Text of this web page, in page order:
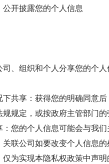
开披露您的个人信息
、组织和个人分享您的个人
共享：获得您的明确同意后
规定，或按政府主管部门的
您的个人信息可能会与我
联公司如要改变个人信息的
为实现本隐私权政策中声